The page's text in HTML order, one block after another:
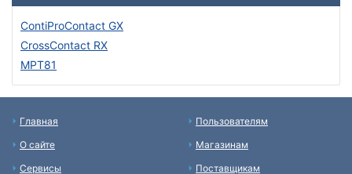
ContiProContact GX
CrossContact RX
MPT81
Главная
О сайте
Сервисы
Пользователям
Магазинам
Поставщикам